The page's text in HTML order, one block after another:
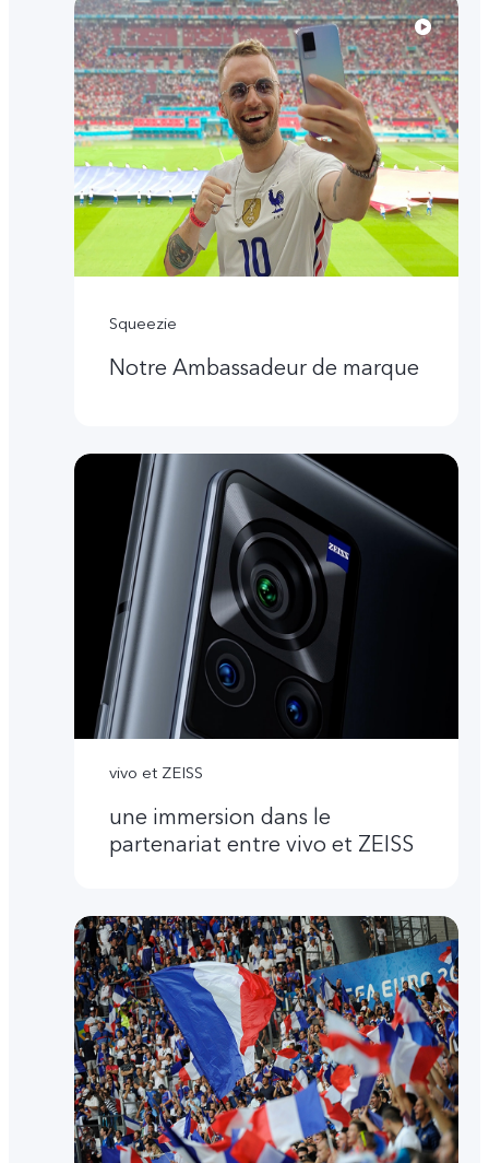
Squeezie
Notre Ambassadeur de marque
vivo et ZEISS
une immersion dans le
partenariat entre vivo et ZEISS